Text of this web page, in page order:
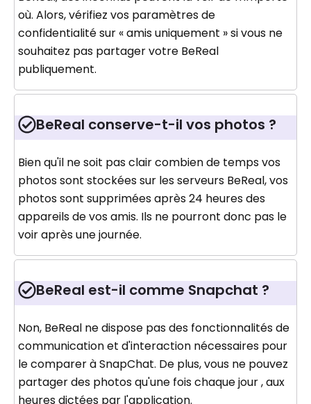
où. Alors, vérifiez vos paramètres de
confidentialité sur « amis uniquement » si vous ne
souhaitez pas partager votre BeReal
publiquement.
BeReal conserve-t-il vos photos ?
Bien qu'il ne soit pas clair combien de temps vos
photos sont stockées sur les serveurs BeReal, vos
photos sont supprimées après 24 heures des
appareils de vos amis. Ils ne pourront donc pas le
voir après une journée.
BeReal est-il comme Snapchat ?
Non, BeReal ne dispose pas des fonctionnalités de
communication et d'interaction nécessaires pour
le comparer à SnapChat. De plus, vous ne pouvez
partager des photos qu'une fois chaque jour , aux
heures dictées par l'application.